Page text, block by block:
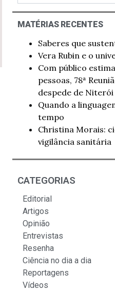
MATÉRIAS RECENTES
Saberes que
Vera Rubin e o
Com público
pessoas, 78ª
despede de Niterói
Quando a
tempo
Christina Morais:
vigilância sanitária
CATEGORIAS
Editorial
Artigos
Opinião
Entrevistas
Resenha
Ciência no dia a dia
Reportagens
Vídeos